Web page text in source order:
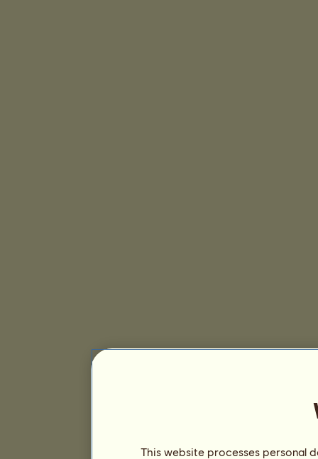
This website processes personal